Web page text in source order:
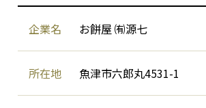
企業名 お餅屋 ㈲源七
所在地 魚津市六郎丸4531-1